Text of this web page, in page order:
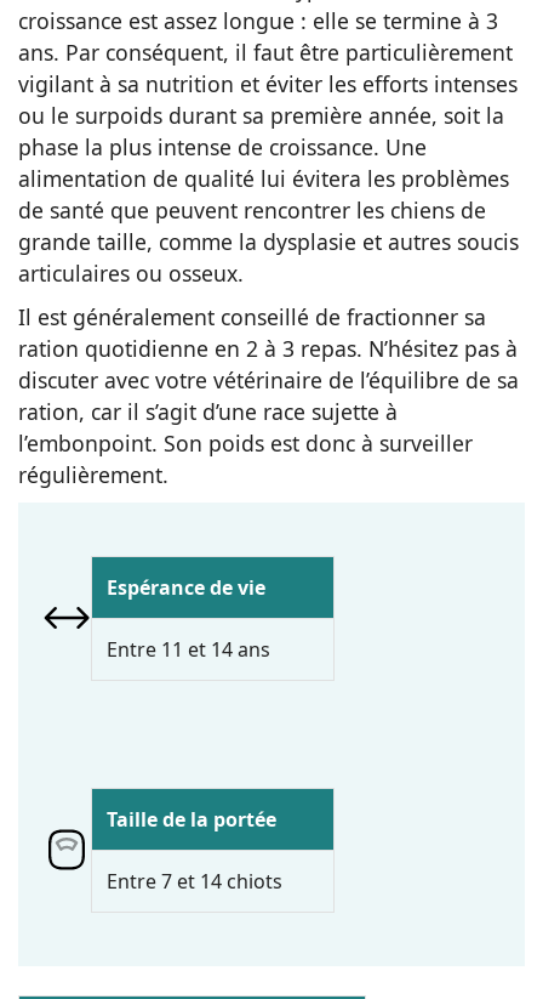
croissance est assez longue : elle se termine à 3
ans. Par conséquent, il faut être particulièrement
vigilant à sa nutrition et éviter les efforts intenses
ou le surpoids durant sa première année, soit la
phase la plus intense de croissance. Une
alimentation de qualité lui évitera les problèmes
de santé que peuvent rencontrer les chiens de
grande taille, comme la dysplasie et autres soucis
articulaires ou osseux.
Il est généralement conseillé de fractionner sa
ration quotidienne en 2 à 3 repas. N’hésitez pas à
discuter avec votre vétérinaire de l’équilibre de sa
ration, car il s’agit d’une race sujette à
l’embonpoint. Son poids est donc à surveiller
régulièrement.
Espérance de vie
Entre 11 et 14 ans
Taille de la portée
Entre 7 et 14 chiots